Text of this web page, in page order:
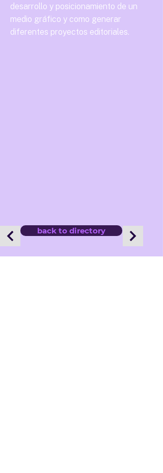
desarrollo y posicionamiento de un
medio gráfico y como generar
diferentes proyectos editoriales.
back to directory